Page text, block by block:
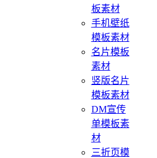
板素材
手机壁纸
模板素材
名片模板
素材
竖版名片
模板素材
DM宣传
单模板素
材
三折页模